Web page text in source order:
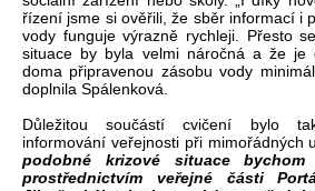
řízení jsme si ověřili, že sběr informací i
vody funguje výrazně rychleji. Přesto
situace by byla velmi náročná a že je
doma připravenou zásobu vody
doplnila Spálenková.
Důležitou součástí cvičení bylo
informování veřejnosti při mimořádných
podobné krizové situace bychom
prostřednictvím veřejné části